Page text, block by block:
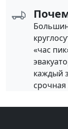
«час
каждый
срочная